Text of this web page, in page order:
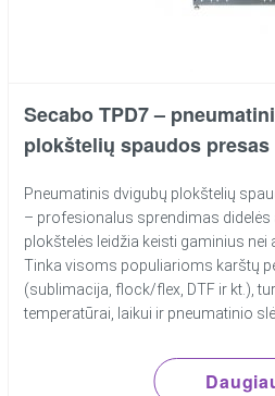
Secabo TPD7 –
plokštelių spaudos presas
Pneumatinis dvigubų plokštelių
– profesionalus sprendimas didelės
plokštelės leidžia keisti gaminius nei
Tinka visoms populiarioms karštų
(sublimacija, flock/flex, DTF ir kt.),
temperatūrai, laikui ir pneumatinio